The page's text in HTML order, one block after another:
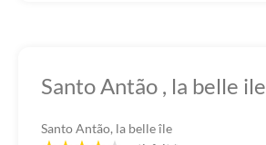
Santo Antão , la belle ile
Santo Antão, la belle île